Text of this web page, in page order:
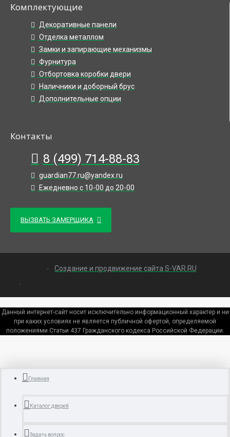
Комплектующие
Декоративные панели
Отделка металлом
Замки и запирающие механизмы
Фурнитура
Отбортовка коробки двери
Наличники и доборный брус
Дополнительные опции
Контакты
8 (499) 714-88-83
guardian77.ru@yandex.ru
Ежедневно с 10-00 до 20-00
ВЫЗВАТЬ ЗАМЕРЩИКА
Создание и продвижение сайта S-VAR.RU
Данный интернет-сайт носит исключительно информационный характер и ни
при каких условиях не является публичной офертой, определяемой
положениями Статьи 437 Гражданского кодекса Российской Федерации.
Главная
Каталог дверей
Задать вопрос